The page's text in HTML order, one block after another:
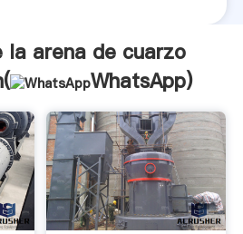
la arena de cuarzo
WhatsApp)